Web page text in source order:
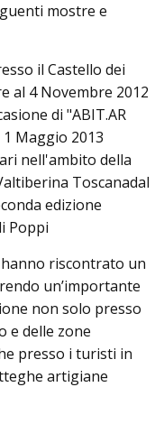
mostre e
il Castello dei
al 4 Novembre 2012
di "ABIT.AR
Maggio 2013
nell'ambito della
Toscanadal
edizione
Poppi
riscontrato un
un’importante
non solo presso
e delle zone
presso i turisti in
artigiane